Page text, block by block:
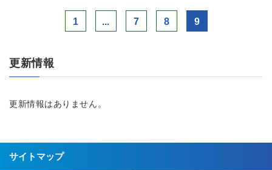
1 ... 7 8 9
更新情報
更新情報はありません。
サイトマップ